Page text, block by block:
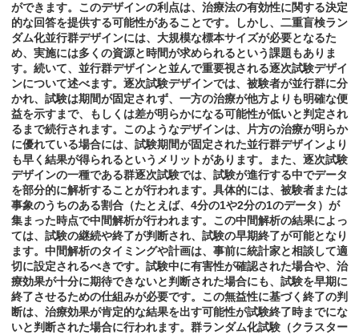
ができます。このデザインの利点は、治療法の有効性に関する決定
的な回答を提供する可能性があることです。しかし、二重盲検ラン
ダム化並行群デザインには、大規模な標本サイズが必要となるた
め、実施には多くの資源と時間が求められるという課題もありま
す。続いて、並行群デザインと並んで重要視される逐次試験デザイ
ンについて述べます。逐次試験デザインでは、被験者が並行群に分
かれ、試験は期間が固定されず、一方の治療が他方よりも明確な便
益を示すまで、もしくは差が明らかになる可能性が低いと判定され
るまで続行されます。このようなデザインは、片方の治療が明らか
に優れている場合には、試験期間が固定された並行群デザインより
も早く結果が得られるというメリットがあります。また、逐次試験
デザインの一種である群逐次試験では、試験が進行する中でデータ
を部分的に解析することが行われます。具体的には、被験者または
事象のうちのある割合（たとえば、4分の1や2分の1のデータ）が
集まった時点で中間解析が行われます。この中間解析の結果によっ
ては、試験の継続や終了が判断され、試験の早期終了が可能となり
ます。中間解析のタイミングや計画は、事前に統計家と相談して適
切に設定されるべきです。試験中に有害性が確認された場合や、治
療効果が十分に期待できないと判断された場合にも、試験を早期に
終了させるための仕組みが必要です。この無益性に基づく終了の判
断は、治療効果が肯定的な結果を出す可能性が試験終了時までにな
いと判断された場合に行われます。群ランダム化試験（クラスター